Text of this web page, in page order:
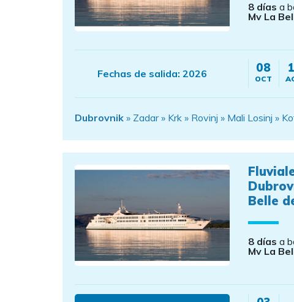
8 días a
Mv La
Fechas de salida: 2026 08
OCT
Dubrovnik » Zadar » Krk » Rovinj » Mali Losinj »
Belle
8 días a
Mv La